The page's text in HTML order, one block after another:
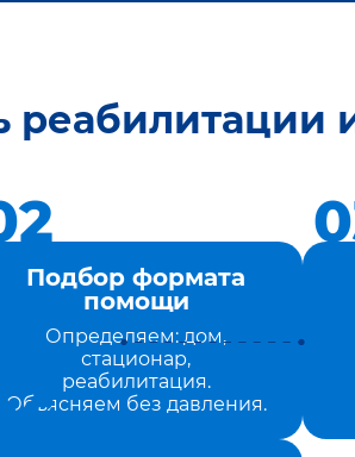
реабилитации
Подбор формата
помощи
Определяем: дом,
стационар,
реабилитация.
Объясняем без давления.